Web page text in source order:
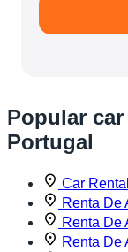
Popular
Portugal
Car
Renta De
Renta De
Renta De